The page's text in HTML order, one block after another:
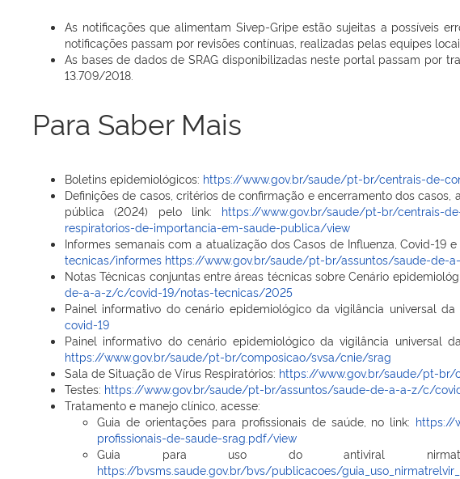
As notificações que alimentam Sivep-Gripe estão sujeitas a possíveis
notificações passam por revisões contínuas, realizadas pelas equipes
As bases de dados de SRAG disponibilizadas neste portal passam por
13.709/2018.
Para Saber Mais
Boletins epidemiológicos: https://www.gov.br/saude/pt-br/centrais-de-
Definições de casos, critérios de confirmação e encerramento dos
pública (2024) pelo link: https://www.gov.br/saude/pt-br/centrais-
respiratorios-de-importancia-em-saude-publica/view
Informes semanais com a atualização dos Casos de Influenza, Covid-19
tecnicas/informes https://www.gov.br/saude/pt-br/assuntos/saude-de-
Notas Técnicas conjuntas entre áreas técnicas sobre Cenário
de-a-a-z/c/covid-19/notas-tecnicas/2025
Painel informativo do cenário epidemiológico da vigilância universal
covid-19
Painel informativo do cenário epidemiológico da vigilância universal
https://www.gov.br/saude/pt-br/composicao/svsa/cnie/srag
Sala de Situação de Vírus Respiratórios: https://www.gov.br/saude/pt-br/
Testes: https://www.gov.br/saude/pt-br/assuntos/saude-de-a-a-z/c/
Tratamento e manejo clínico, acesse:
Guia de orientações para profissionais de saúde, no link: https://
profissionais-de-saude-srag.pdf/view
Guia para uso do antiviral
https://bvsms.saude.gov.br/bvs/publicacoes/